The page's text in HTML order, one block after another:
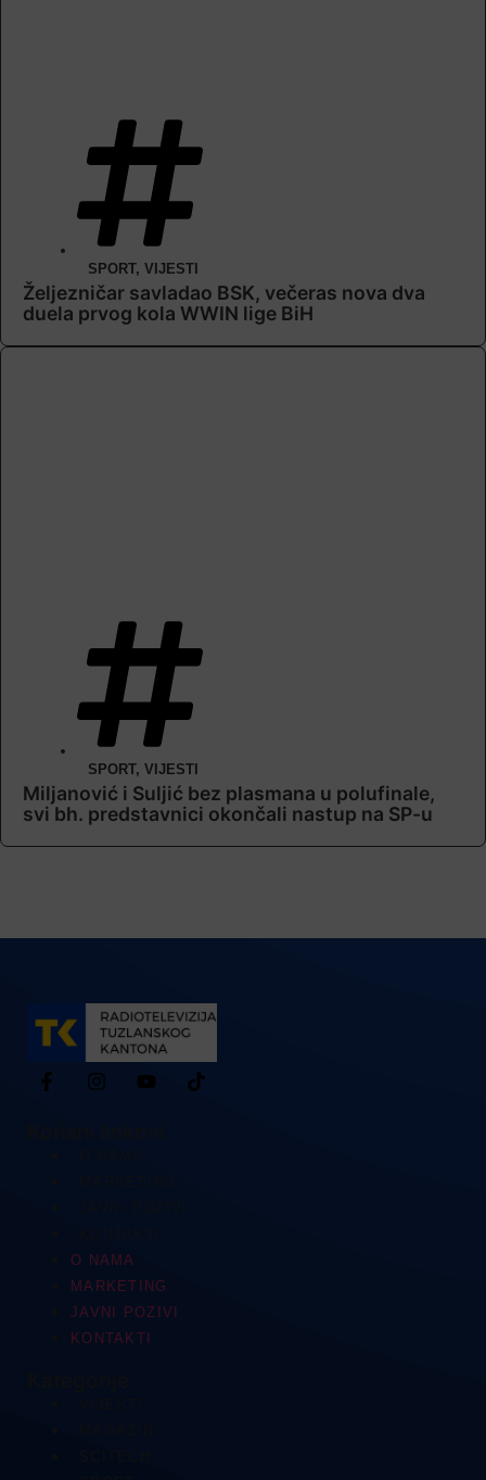
SPORT, VIJESTI
Željezničar savladao BSK, večeras nova dva
duela prvog kola WWIN lige BiH
SPORT, VIJESTI
Miljanović i Suljić bez plasmana u polufinale,
svi bh. predstavnici okončali nastup na SP-u
O NAMA
MARKETING
JAVNI POZIVI
KONTAKTI